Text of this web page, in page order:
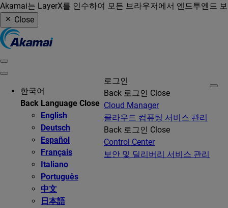
Akamai는 LayerX를 인수하여 모든 브라우저에서 엔드투엔드
Close
한국어
Back Language Close
English
Deutsch
Español
Français
Italiano
Português
中文
日本語
로그인
Back 로그인 Close
Cloud Manager
클라우드 컴퓨팅 서비스 관리
Back 로그인 Close
Control Center
보안 및 딜리버리 서비스 관리